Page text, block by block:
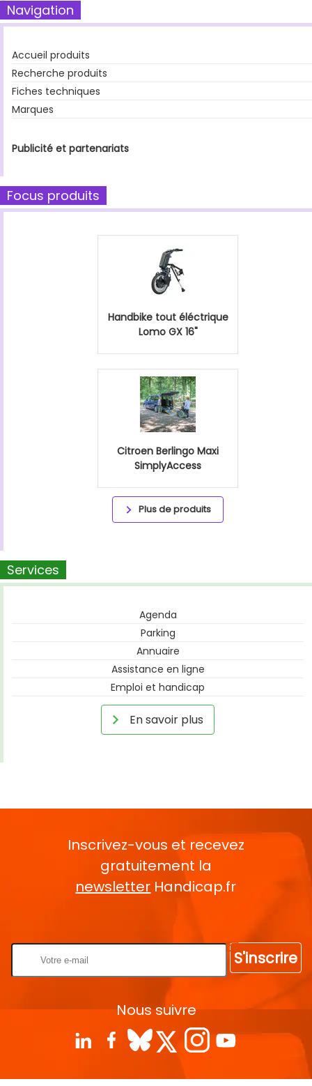
Navigation
Accueil produits
Recherche produits
Fiches techniques
Marques
Publicité et partenariats
Focus produits
Handbike tout éléctrique
Lomo GX 16"
Citroen Berlingo Maxi
SimplyAccess
Plus de produits
Services
Agenda
Parking
Annuaire
Assistance en ligne
Emploi et handicap
En savoir plus
Inscrivez-vous et recevez
gratuitement la
newsletter Handicap.fr
S'inscrire
Nous suivre